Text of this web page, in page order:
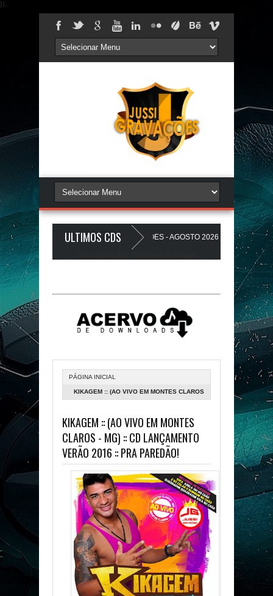
});
ULTIMOS CDS
17.0 - A PLAYLIST DOS PAREDÕES - AGOSTO 2026 - O ZeRo Um é
A Favela Ta Gostosa 5.0 - LANÇAMENTO - JUSSIGRAVACOES.com
PÁGINA INICIAL
KIKAGEM :: (AO VIVO EM MONTES CLAROS
PRA PAREDÃO!
KIKAGEM :: (AO VIVO EM MONTES
CLAROS - MG) :: CD LANÇAMENTO
VERÃO 2016 :: PRA PAREDÃO!